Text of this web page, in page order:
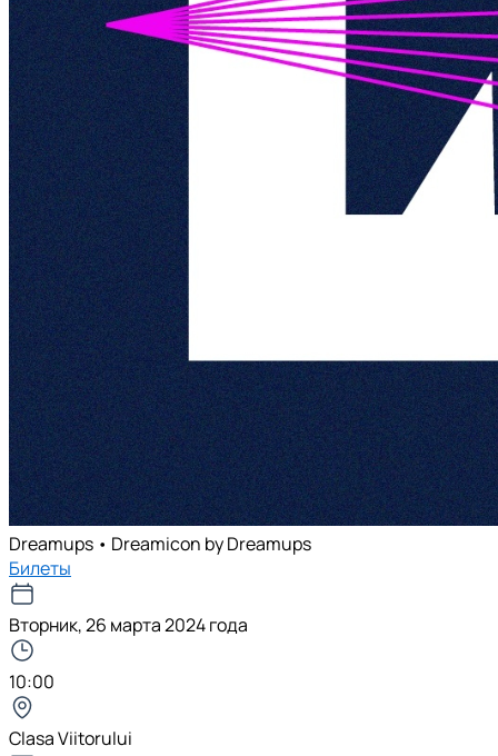
Dreamups • Dreamicon by Dreamups
Билеты
Вторник, 26 марта 2024 года
10:00
Clasa Viitorului